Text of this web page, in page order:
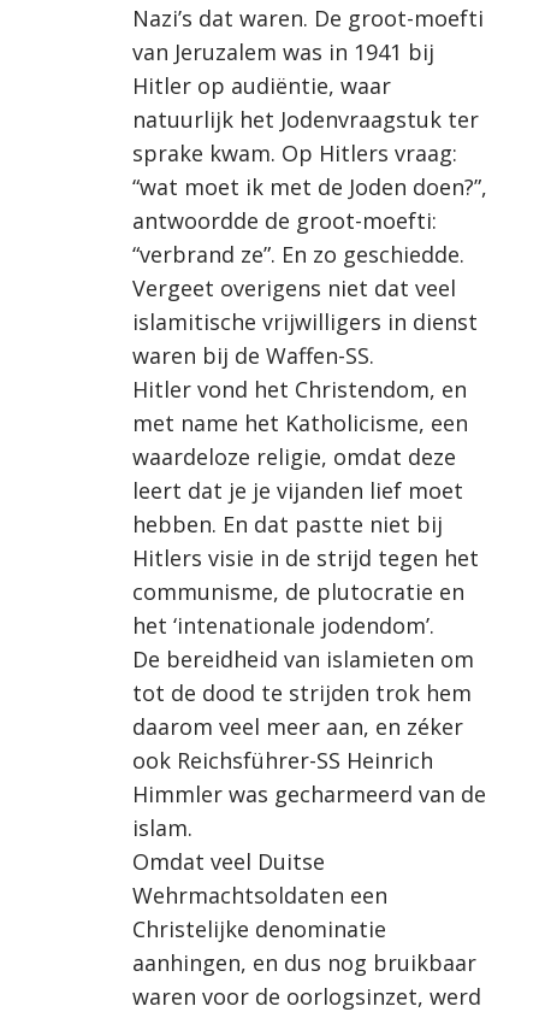
Nazi’s dat waren. De groot-moefti
van Jeruzalem was in 1941 bij
Hitler op audiëntie, waar
natuurlijk het Jodenvraagstuk ter
sprake kwam. Op Hitlers vraag:
“wat moet ik met de Joden doen?”,
antwoordde de groot-moefti:
“verbrand ze”. En zo geschiedde.
Vergeet overigens niet dat veel
islamitische vrijwilligers in dienst
waren bij de Waffen-SS.
Hitler vond het Christendom, en
met name het Katholicisme, een
waardeloze religie, omdat deze
leert dat je je vijanden lief moet
hebben. En dat pastte niet bij
Hitlers visie in de strijd tegen het
communisme, de plutocratie en
het ‘intenationale jodendom’.
De bereidheid van islamieten om
tot de dood te strijden trok hem
daarom veel meer aan, en zéker
ook Reichsführer-SS Heinrich
Himmler was gecharmeerd van de
islam.
Omdat veel Duitse
Wehrmachtsoldaten een
Christelijke denominatie
aanhingen, en dus nog bruikbaar
waren voor de oorlogsinzet, werd